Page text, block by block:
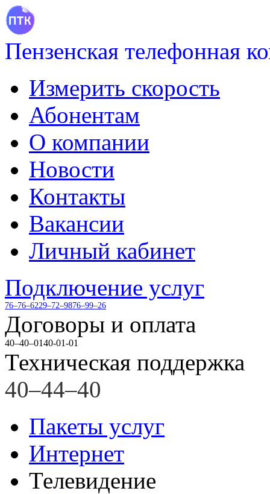
Пензенская телефонная
Измерить скорость
Абонентам
О компании
Новости
Контакты
Вакансии
Личный кабинет
Подключение услуг
76–76–6229–72–9876–99–26
Договоры и оплата
40–40–0140-01-01
Техническая поддержка
40–44–40
Пакеты услуг
Интернет
Телевидение